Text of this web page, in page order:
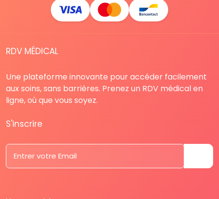
RDV MÉDICAL
Une plateforme innovante pour accéder facilement
aux soins, sans barrières. Prenez un RDV médical en
ligne, où que vous soyez.
S'inscrire